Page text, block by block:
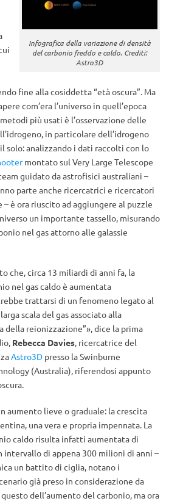
Infografica della variazione di densità
del carbonio freddo e caldo. Crediti:
Astro3D
fine alla cosiddetta “età oscura”. Ma
com’era l’universo in quell’epoca
più usati è l’osservazione delle
in particolare dell’idrogeno
solo: analizzando i dati raccolti con lo
montato sul Very Large Telescope
guidato da astrofisici australiani –
parte anche ricercatrici e ricercatori
– è ora riuscito ad aggiungere al puzzle
un importante tassello, misurando
nel gas attorno alle galassie
che, circa 13 miliardi di anni fa, la
nel gas caldo è aumentata
trattarsi di un fenomeno legato al
scala del gas associato alla
della reionizzazione”», dice la prima
Rebecca Davies, ricercatrice del
Astro3D presso la Swinburne
(Australia), riferendosi appunto
aumento lieve o graduale: la crescita
una vera e propria impennata. La
caldo risulta infatti aumentata di
intervallo di appena 300 milioni di anni –
un battito di ciglia, notano i
già preso in considerazione da
dell’aumento del carbonio, ma ora